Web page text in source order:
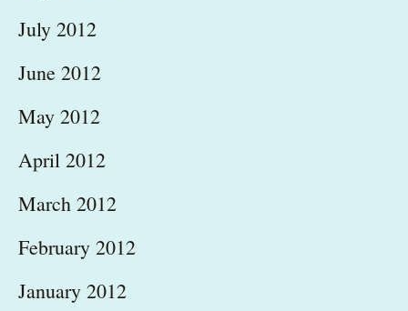
July 2012
June 2012
May 2012
April 2012
March 2012
February 2012
January 2012